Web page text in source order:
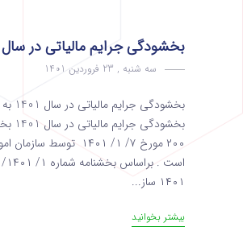
بخشودگی جرایم مالیاتی در سال 1401
سه شنبه , 23 فروردین 1401
۲۰۰ مورخ ۷/ ۱/ ۱۴۰۱
۱۴۰۱ ساز...
بیشتر بخوانید